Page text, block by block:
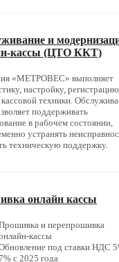
и
кассы (ЦТО ККТ)
«МЕТРОВЕС» выполняет
настройку,
техники.
поддерживать
в рабочем состоянии,
устранять
техническую поддержку.
онлайн кассы
и перепрошивка
кассы
под ставки НДС
с 2025 года